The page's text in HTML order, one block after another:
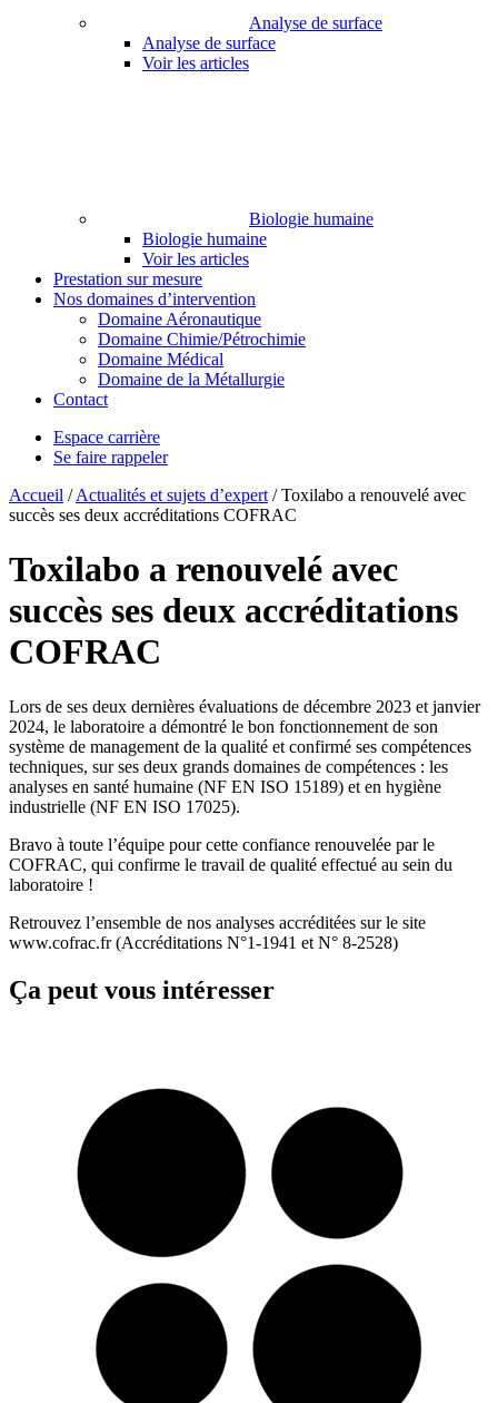
Analyse de surface
Analyse de surface
Voir les articles
Biologie humaine
Biologie humaine
Voir les articles
Prestation sur mesure
Nos domaines d’intervention
Domaine Aéronautique
Domaine Chimie/Pétrochimie
Domaine Médical
Domaine de la Métallurgie
Contact
Espace carrière
Se faire rappeler
Accueil /Actualités et sujets d’expert /Toxilabo a renouvelé avec
succès ses deux accréditations COFRAC
Toxilabo a renouvelé avec
succès ses deux accréditations
COFRAC
Lors de ses deux dernières évaluations de décembre 2023 et janvier
2024, le laboratoire a démontré le bon fonctionnement de son
système de management de la qualité et confirmé ses compétences
techniques, sur ses deux grands domaines de compétences : les
analyses en santé humaine (NF EN ISO 15189) et en hygiène
industrielle (NF EN ISO 17025).
Bravo à toute l’équipe pour cette confiance renouvelée par le
COFRAC, qui confirme le travail de qualité effectué au sein du
laboratoire !
Retrouvez l’ensemble de nos analyses accréditées sur le site
www.cofrac.fr (Accréditations N°1-1941 et N° 8-2528)
Ça peut vous intéresser